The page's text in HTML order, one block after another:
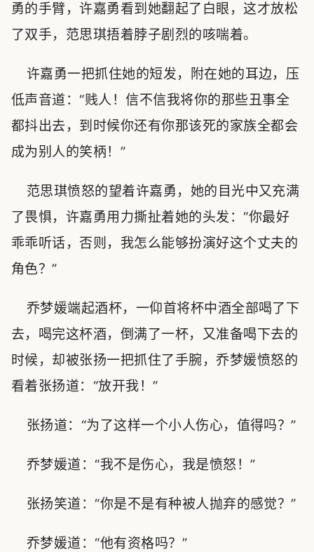
勇的手臂，许嘉勇看到她翻起了白眼，这才放松
了双手，范思琪捂着脖子剧烈的咳喘着。
许嘉勇一把抓住她的短发，附在她的耳边，压
低声音道：“贱人！信不信我将你的那些丑事全
都抖出去，到时候你还有你那该死的家族全都会
成为别人的笑柄！”
范思琪愤怒的望着许嘉勇，她的目光中又充满
了畏惧，许嘉勇用力撕扯着她的头发：“你最好
乖乖听话，否则，我怎么能够扮演好这个丈夫的
角色？”
乔梦媛端起酒杯，一仰首将杯中酒全部喝了下
去，喝完这杯酒，倒满了一杯，又准备喝下去的
时候，却被张扬一把抓住了手腕，乔梦媛愤怒的
看着张扬道：“放开我！”
张扬道：“为了这样一个小人伤心，值得吗？”
乔梦媛道：“我不是伤心，我是愤怒！”
张扬笑道：“你是不是有种被人抛弃的感觉？”
乔梦媛道：“他有资格吗？”